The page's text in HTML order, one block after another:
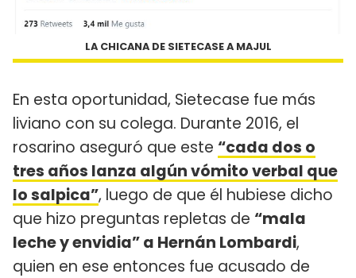
LA CHICANA DE SIETECASE A MAJUL
En esta oportunidad, Sietecase fue más
liviano con su colega. Durante 2016, el
rosarino aseguró que este “cada dos o
tres años lanza algún vómito verbal que
lo salpica”, luego de que él hubiese dicho
que hizo preguntas repletas de “mala
leche y envidia” a Hernán Lombardi,
quien en ese entonces fue acusado de